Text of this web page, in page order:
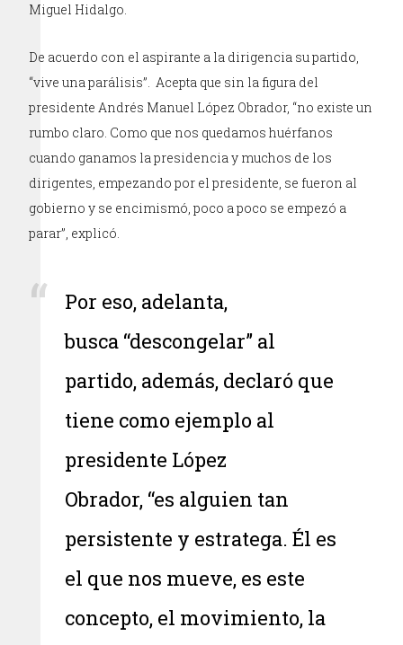
Miguel Hidalgo.
De acuerdo con el aspirante a la dirigencia su partido,
“vive una parálisis”. Acepta que sin la figura del
presidente Andrés Manuel López Obrador, “no existe un
rumbo claro. Como que nos quedamos huérfanos
cuando ganamos la presidencia y muchos de los
dirigentes, empezando por el presidente, se fueron al
gobierno y se encimismó, poco a poco se empezó a
parar”, explicó.
Por eso, adelanta,
busca “descongelar” al
partido, además, declaró que
tiene como ejemplo al
presidente López
Obrador, “es alguien tan
persistente y estratega. Él es
el que nos mueve, es este
concepto, el movimiento, la